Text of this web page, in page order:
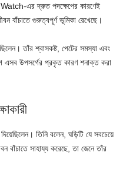
এর দ্রুত পদক্ষেপের কারণেই
বাঁচাতে গুরুত্বপূর্ণ ভূমিকা রেখেছে।
তাঁর শ্বাসকষ্ট, পেটের সমস্যা এবং
এসব উপসর্গের প্রকৃত কারণ শনাক্ত করা
তিনি বলেন, ঘড়িটি যে সবচেয়ে
বাঁচাতে সাহায্য করেছে, তা জেনে তাঁর